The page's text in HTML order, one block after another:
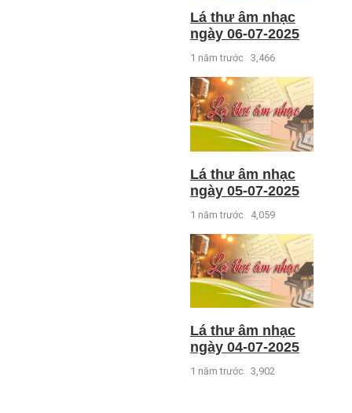
Lá thư âm nhạc
ngày 06-07-2025
1 năm trước 3,466
Lá thư âm nhạc
ngày 05-07-2025
1 năm trước 4,059
Lá thư âm nhạc
ngày 04-07-2025
1 năm trước 3,902